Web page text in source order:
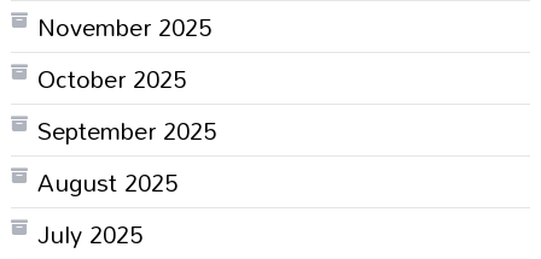
November 2025
October 2025
September 2025
August 2025
July 2025